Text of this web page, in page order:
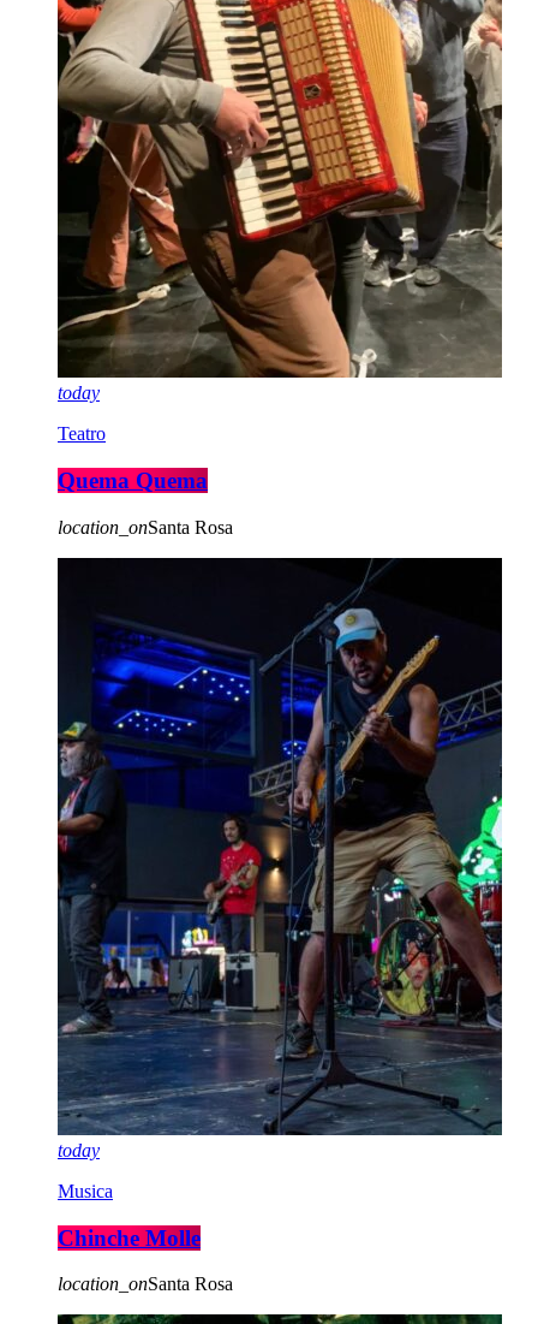
today
Teatro
Quema Quema
location_onSanta Rosa
today
Musica
Chinche Molle
location_onSanta Rosa